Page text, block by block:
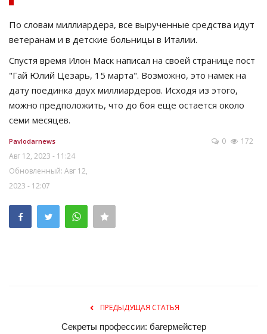
По словам миллиардера, все вырученные средства идут
ветеранам и в детские больницы в Италии.
Спустя время Илон Маск написал на своей странице пост
"Гай Юлий Цезарь, 15 марта". Возможно, это намек на
дату поединка двух миллиардеров. Исходя из этого,
можно предположить, что до боя еще остается около
семи месяцев.
Pavlodarnews
Авг 12, 2023 - 11:24
Обновленный: Авг 12,
2023 - 12:07
0 172
ПРЕДЫДУЩАЯ СТАТЬЯ
Секреты профессии: багермейстер